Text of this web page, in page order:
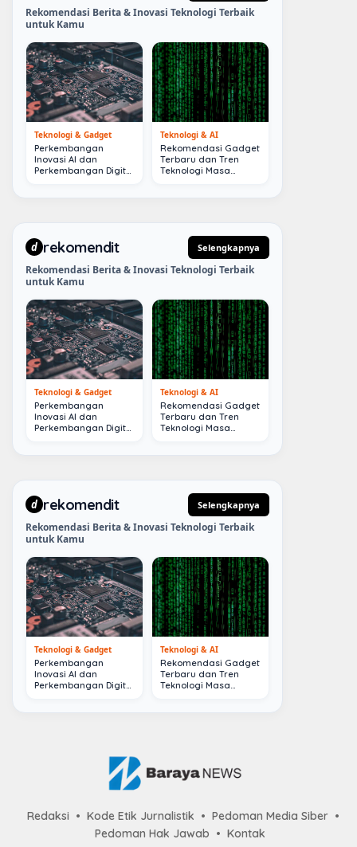
Rekomendasi Berita & Inovasi Teknologi Terbaik
untuk Kamu
Teknologi & Gadget
Perkembangan
Inovasi AI dan
Perkembangan Digital
Teknologi & AI
Rekomendasi Gadget
Terbaru dan Tren
Teknologi Masa
d rekomendit Selengkapnya
Rekomendasi Berita & Inovasi Teknologi Terbaik
untuk Kamu
Teknologi & Gadget
Perkembangan
Inovasi AI dan
Perkembangan Digital
Teknologi & AI
Rekomendasi Gadget
Terbaru dan Tren
Teknologi Masa
d rekomendit Selengkapnya
Rekomendasi Berita & Inovasi Teknologi Terbaik
untuk Kamu
Teknologi & Gadget
Perkembangan
Inovasi AI dan
Perkembangan Digital
Teknologi & AI
Rekomendasi Gadget
Terbaru dan Tren
Teknologi Masa
Redaksi Kode Etik Jurnalistik
Pedoman Media Siber
Pedoman Hak Jawab
Kontak